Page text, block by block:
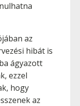
az
hibát is
ágyazott
ezzel
hogy
az